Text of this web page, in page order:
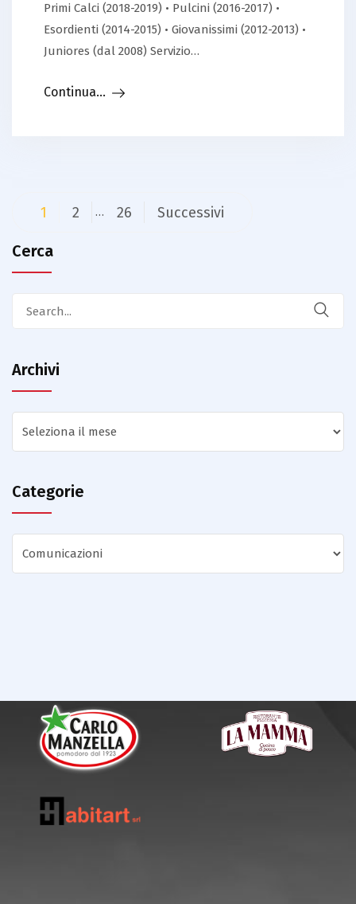
Primi Calci (2018-2019) • Pulcini (2016-2017) •
Esordienti (2014-2015) • Giovanissimi (2012-2013) •
Juniores (dal 2008) Servizio…
Continua...
Paginazione
articoli
1 2 … 26 Successivi
Cerca
Archivi
Categorie